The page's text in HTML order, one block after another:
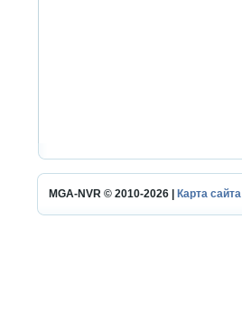
MGA-NVR © 2010-2026 | Карта сайта